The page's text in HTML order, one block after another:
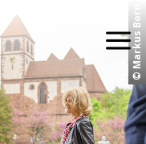
a© Markus Born